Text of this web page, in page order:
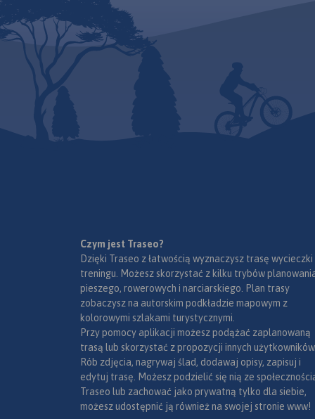
Czym jest Traseo?
Dzięki Traseo z łatwością wyznaczysz trasę wycieczki
treningu. Możesz skorzystać z kilku trybów
pieszego, rowerowych i narciarskiego. Plan trasy
zobaczysz na autorskim podkładzie mapowym z
kolorowymi szlakami turystycznymi.
Przy pomocy aplikacji możesz podążać zaplanowaną
trasą lub skorzystać z propozycji innych użytkowników.
Rób zdjęcia, nagrywaj ślad, dodawaj opisy, zapisuj i
edytuj trasę. Możesz podzielić się nią ze
Traseo lub zachować jako prywatną tylko dla siebie,
możesz udostępnić ją również na swojej stronie www!